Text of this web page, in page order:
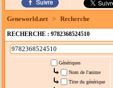
Geneworld.net > Recherche
RECHERCHE : 9782368524510
Génériques
Nom de l'anime
Titre du générique